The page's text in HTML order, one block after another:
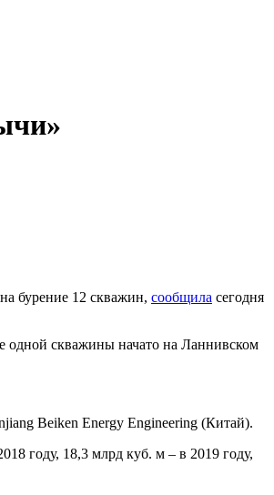
бурение 12 скважин, сообщила сегодня
одной скважины начато на Ланнивском
Beiken Energy Engineering (Китай).
году, 18,3 млрд куб. м – в 2019 году,